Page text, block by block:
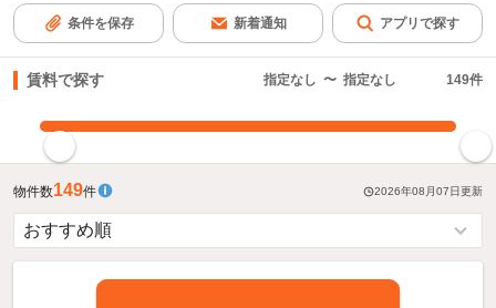
条件を保存 新着通知 アプリで探す
賃料で探す 指定なし 〜 指定なし 149件
物件数149件 2026年08月07日更新